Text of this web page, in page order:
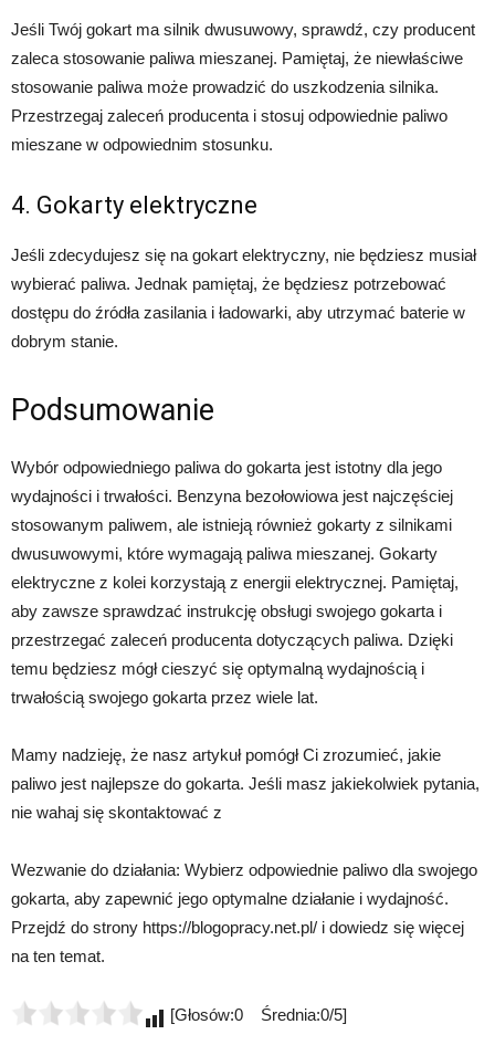
Jeśli Twój gokart ma silnik dwusuwowy, sprawdź, czy producent
zaleca stosowanie paliwa mieszanej. Pamiętaj, że niewłaściwe
stosowanie paliwa może prowadzić do uszkodzenia silnika.
Przestrzegaj zaleceń producenta i stosuj odpowiednie paliwo
mieszane w odpowiednim stosunku.
4. Gokarty elektryczne
Jeśli zdecydujesz się na gokart elektryczny, nie będziesz musiał
wybierać paliwa. Jednak pamiętaj, że będziesz potrzebować
dostępu do źródła zasilania i ładowarki, aby utrzymać baterie w
dobrym stanie.
Podsumowanie
Wybór odpowiedniego paliwa do gokarta jest istotny dla jego
wydajności i trwałości. Benzyna bezołowiowa jest najczęściej
stosowanym paliwem, ale istnieją również gokarty z silnikami
dwusuwowymi, które wymagają paliwa mieszanej. Gokarty
elektryczne z kolei korzystają z energii elektrycznej. Pamiętaj,
aby zawsze sprawdzać instrukcję obsługi swojego gokarta i
przestrzegać zaleceń producenta dotyczących paliwa. Dzięki
temu będziesz mógł cieszyć się optymalną wydajnością i
trwałością swojego gokarta przez wiele lat.
Mamy nadzieję, że nasz artykuł pomógł Ci zrozumieć, jakie
paliwo jest najlepsze do gokarta. Jeśli masz jakiekolwiek pytania,
nie wahaj się skontaktować z
Wezwanie do działania: Wybierz odpowiednie paliwo dla swojego
gokarta, aby zapewnić jego optymalne działanie i wydajność.
Przejdź do strony https://blogopracy.net.pl/ i dowiedz się więcej
na ten temat.
[Głosów:0 Średnia:0/5]